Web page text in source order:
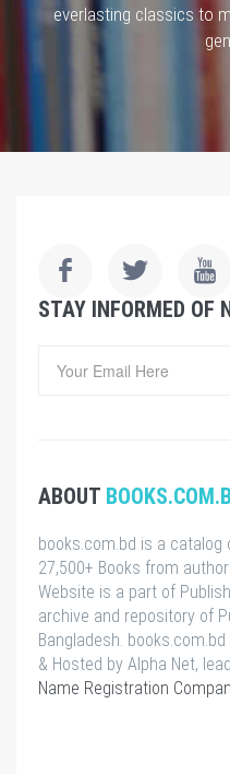
everlasting classics to
STAY INFORMED OF
ABOUT
books.com.bd is a catalog
27,500+ Books from
Website is a part of
archive and repository of
Bangladesh.
& Hosted by Alpha Net,
Name Registration